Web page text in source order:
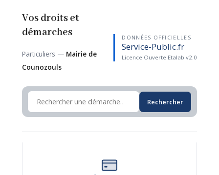
Vos droits et
démarches
Particuliers — Mairie de
Counozouls
DONNÉES OFFICIELLES
Service-Public.fr
Licence Ouverte Etalab v2.0
Rechercher